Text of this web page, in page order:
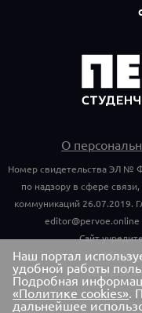
О
Номер свидетельства ЭЛ №
по надзору в сфере
коммуникаций 26.07.2019.
editor@pervoe.online
Сайт
Наш портал
удобной работы
Подробная
«Политике cookies».
дальнейшее